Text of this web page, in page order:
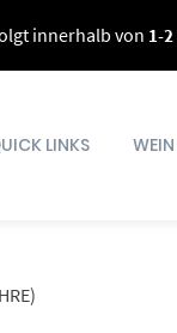
innerhalb von 1-
LINKS